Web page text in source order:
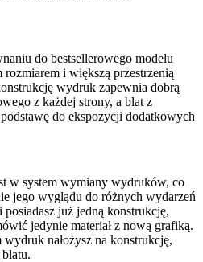
do bestsellerowego modelu
i większą przestrzenią
wydruk zapewnia dobrą
z każdej strony, a blat z
do ekspozycji dodatkowych
w system wymiany wydruków, co
jego wyglądu do różnych wydarzeń
już jedną konstrukcję,
jedynie materiał z nową grafiką.
nałożysz na konstrukcję,